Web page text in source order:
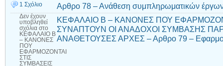
1 Σχόλιο Αρθρο 78 – Ανάθεση συμπληρωματικών
Δεν έχουν
υποβληθεί
σχόλια στο
ΚΕΦΑΛΑΙΟ Β
– ΚΑΝΟΝΕΣ
ΠΟΥ
ΕΦΑΡΜΟΖΟΝΤΑΙ
ΣΤΙΣ
ΣΥΜΒΑΣΕΙΣ
ΚΕΦΑΛΑΙΟ Β – ΚΑΝΟΝΕΣ ΠΟΥ
ΣΥΝΑΠΤΟΥΝ ΟΙ ΑΝΑΔΟΧΟΙ ΣΥΜΒΑΣΗΣ
ΑΝΑΘΕΤΟΥΣΕΣ ΑΡΧΕΣ – Αρθρο 79 –